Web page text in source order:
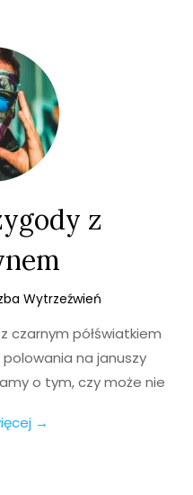
z
Wytrzeźwień
czarnym półświatkiem
polowania na januszy
o tym, czy może nie
→